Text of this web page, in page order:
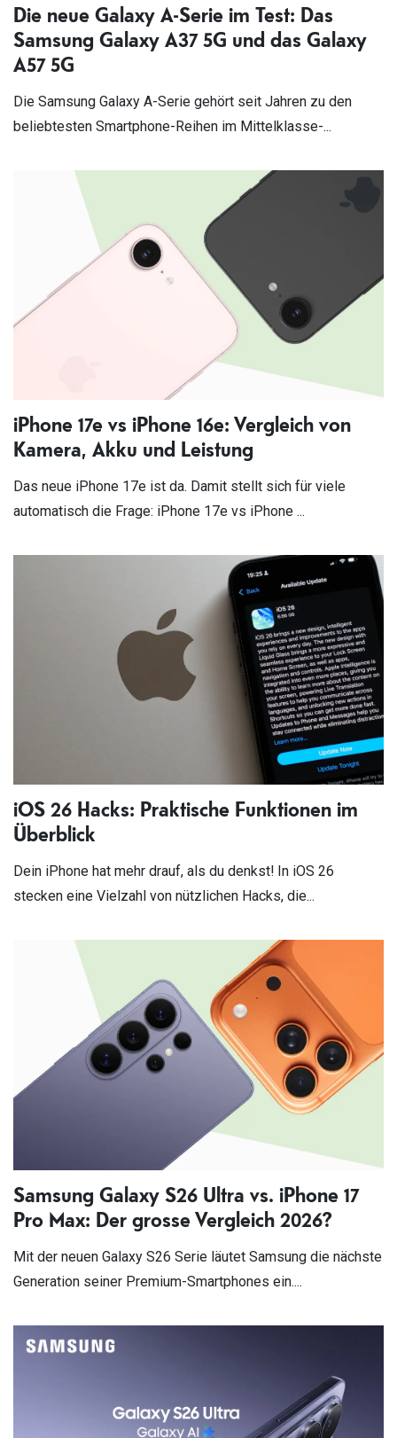
Die neue Galaxy A-Serie im Test: Das
Samsung Galaxy A37 5G und das Galaxy
A57 5G
Die Samsung Galaxy A-Serie gehört seit Jahren zu den
beliebtesten Smartphone-Reihen im Mittelklasse-...
iPhone 17e vs iPhone 16e: Vergleich von
Kamera, Akku und Leistung
Das neue iPhone 17e ist da. Damit stellt sich für viele
automatisch die Frage: iPhone 17e vs iPhone ...
iOS 26 Hacks: Praktische Funktionen im
Überblick
Dein iPhone hat mehr drauf, als du denkst! In iOS 26
stecken eine Vielzahl von nützlichen Hacks, die...
Samsung Galaxy S26 Ultra vs. iPhone 17
Pro Max: Der grosse Vergleich 2026?
Mit der neuen Galaxy S26 Serie läutet Samsung die nächste
Generation seiner Premium-Smartphones ein....